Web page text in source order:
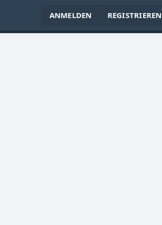
ANMELDEN REGISTRIEREN